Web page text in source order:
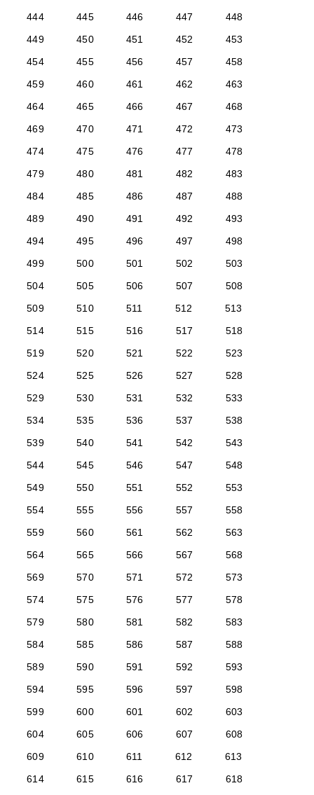
444 445 446 447
448
449
450 451 452
453
454
455 456 457
458
459
460 461 462
463
464
465 466 467
468
469
470 471 472
473
474
475 476 477
478
479
480 481 482
483
484
485 486 487
488
489
490 491 492
493
494
495 496 497
498
499
500 501 502
503
504
505 506 507
508
509
510 511 512
513
514
515 516 517
518
519
520 521 522
523
524
525 526 527
528
529
530 531 532
533
534
535 536 537
538
539
540 541 542
543
544
545 546 547
548
549
550 551 552
553
554
555 556 557
558
559
560 561 562
563
564
565 566 567
568
569
570 571 572
573
574
575 576 577
578
579
580 581 582
583
584
585 586 587
588
589
590 591 592
593
594
595 596 597
598
599
600 601 602
603
604
605 606 607
608
609
610 611 612
613
614
615 616 617
618